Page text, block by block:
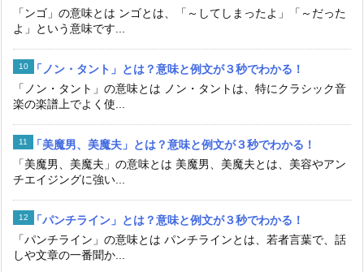
「ンゴ」の意味とは ンゴとは、「～してしまったよ」「～だった
よ」という意味です...
「ノン・タント」とは？意味と例文が３秒でわかる！
「ノン・タント」の意味とは ノン・タントは、特にクラシック音
楽の楽譜上でよく使...
「美魔男、美魔夫」とは？意味と例文が３秒でわかる！
「美魔男、美魔夫」の意味とは 美魔男、美魔夫とは、美容やアン
チエイジングに強い...
「パンチライン」とは？意味と例文が３秒でわかる！
「パンチライン」の意味とは パンチラインとは、若者言葉で、話
しや文章の一番聞か...